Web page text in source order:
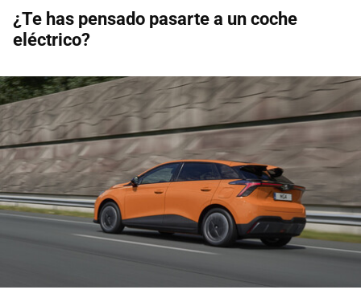
¿Te has pensado pasarte a un coche
eléctrico?